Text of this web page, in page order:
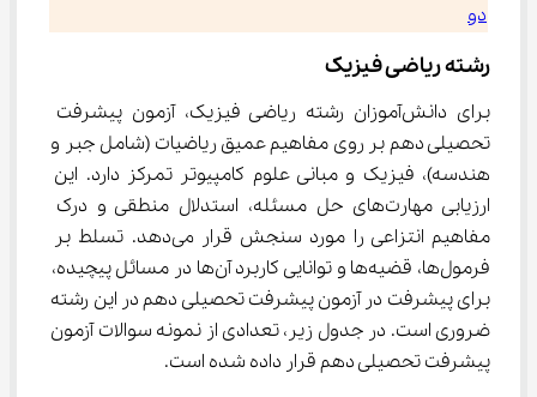
دو
رشته ریاضی فیزیک
برای دانش‌آموزان رشته ریاضی فیزیک، آزمون پیشرفت
تحصیلی دهم بر روی مفاهیم عمیق ریاضیات (شامل جبر و
هندسه)، فیزیک و مبانی علوم کامپیوتر تمرکز دارد. این
ارزیابی مهارت‌های حل مسئله، استدلال منطقی و درک
مفاهیم انتزاعی را مورد سنجش قرار می‌دهد. تسلط بر
فرمول‌ها، قضیه‌ها و توانایی کاربرد آن‌ها در مسائل پیچیده،
برای پیشرفت در آزمون پیشرفت تحصیلی دهم در این رشته
ضروری است. در جدول زیر، تعدادی از نمونه سوالات آزمون
پیشرفت تحصیلی دهم قرار داده شده است.